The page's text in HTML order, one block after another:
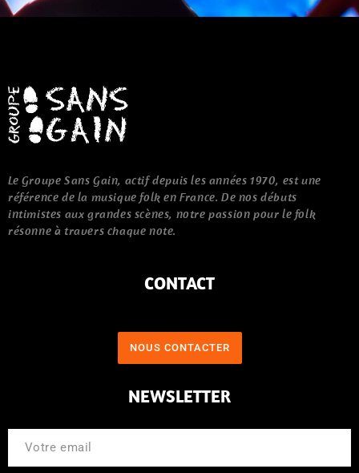
Le Groupe Sans Gain, actif depuis les années 1970, est une
référence de la musique folk en France. De nos débuts
intimistes aux grandes scènes, notre passion pour le folk
résonne à travers chaque note.
CONTACT
NOUS CONTACTER
NEWSLETTER